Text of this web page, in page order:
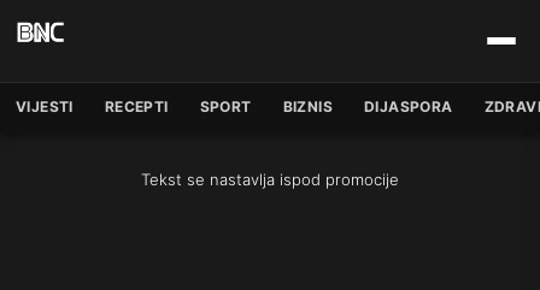
VIJESTI RECEPTI SPORT BIZNIS DIJASPORA
Tekst se nastavlja ispod promocije